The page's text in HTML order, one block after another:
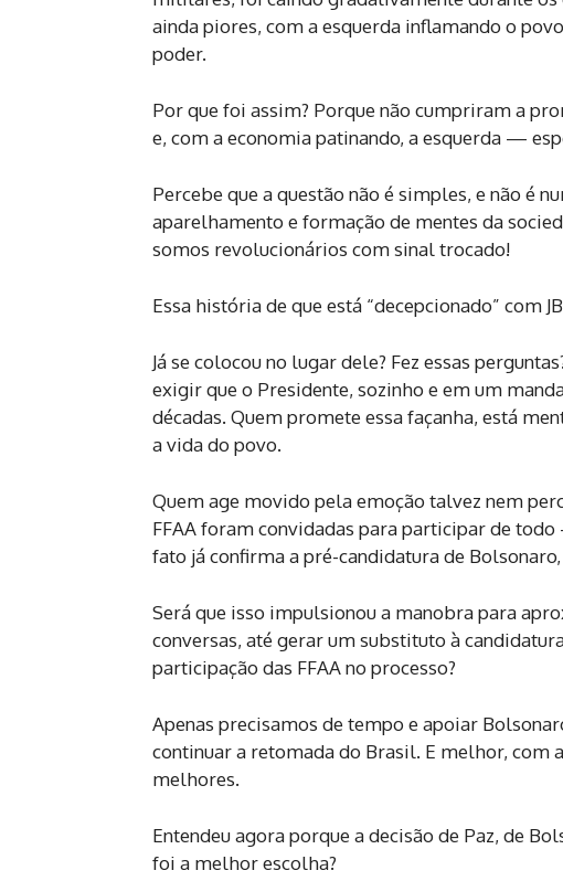
ainda piores, com a esquerda inflamando o
poder.
Por que foi assim? Porque não cumpriram a
e, com a economia patinando, a esquerda —
Percebe que a questão não é simples, e não é
aparelhamento e formação de mentes da
somos revolucionários com sinal trocado!
Essa história de que está “decepcionado” com
Já se colocou no lugar dele? Fez essas
exigir que o Presidente, sozinho e em um
décadas. Quem promete essa façanha, está
a vida do povo.
Quem age movido pela emoção talvez nem
FFAA foram convidadas para participar de
fato já confirma a pré-candidatura de
Será que isso impulsionou a manobra para
conversas, até gerar um substituto à
participação das FFAA no processo?
Apenas precisamos de tempo e apoiar
continuar a retomada do Brasil. E melhor, com
melhores.
Entendeu agora porque a decisão de Paz, de
foi a melhor escolha?